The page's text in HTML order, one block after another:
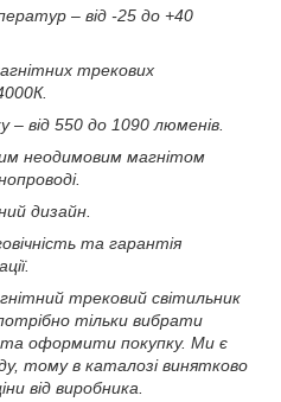
– від -25 до +40
трекових
– від 550 до 1090 люменів.
неодимовим магнітом
дизайн.
та гарантія
трековий світильник
тільки вибрати
та оформити покупку. Ми є
тому в каталозі винятково
від виробника.